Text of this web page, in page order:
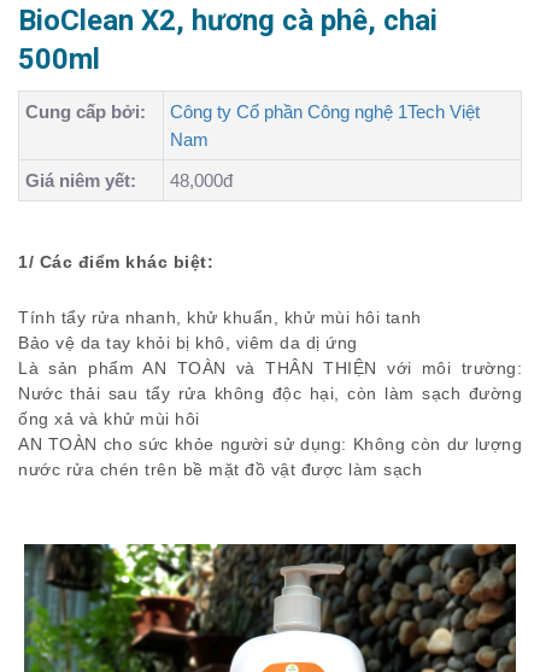
BioClean X2, hương cà phê, chai
500ml
Cung cấp bởi:
Công ty Cổ phần Công nghệ 1Tech Việt
Nam
Giá niêm yết:
48,000đ
1/ Các điểm khác biệt:
Tính tẩy rửa nhanh, khử khuẩn, khử mùi hôi tanh
Bảo vệ da tay khỏi bị khô, viêm da dị ứng
Là sản phẩm AN TOÀN và THÂN THIỆN với môi trường:
Nước thải sau tẩy rửa không độc hại, còn làm sạch đường
ống xả và khử mùi hôi
AN TOÀN cho sức khỏe người sử dụng: Không còn dư lượng
nước rửa chén trên bề mặt đồ vật được làm sạch